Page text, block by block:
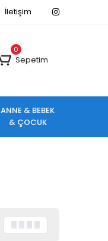
İletişim
0
Sepetim
ANNE & BEBEK
& ÇOCUK